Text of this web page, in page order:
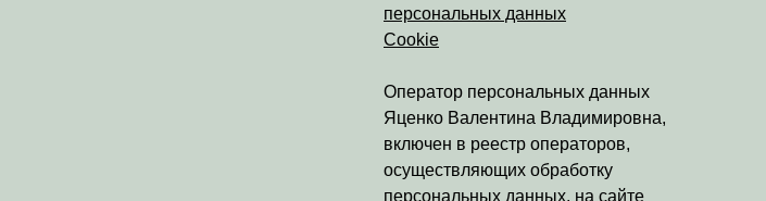
персональных данных
Cookie
Оператор персональных данных
Яценко Валентина Владимировна,
включен в реестр операторов,
осуществляющих обработку
персональных данных, на сайте